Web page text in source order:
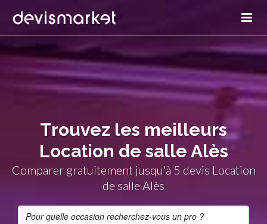
Trouvez les meilleurs
Location de salle Alès
Comparer gratuitement jusqu'à 5 devis Location
de salle Alès